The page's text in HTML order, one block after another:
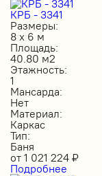
КРБ - 3341
Размеры:
8 х 6 м
Площадь:
40.80 м2
Этажность:
1
Мансарда:
Нет
Материал:
Каркас
Тип:
Баня
от 1 021 224 ₽
Подробнее